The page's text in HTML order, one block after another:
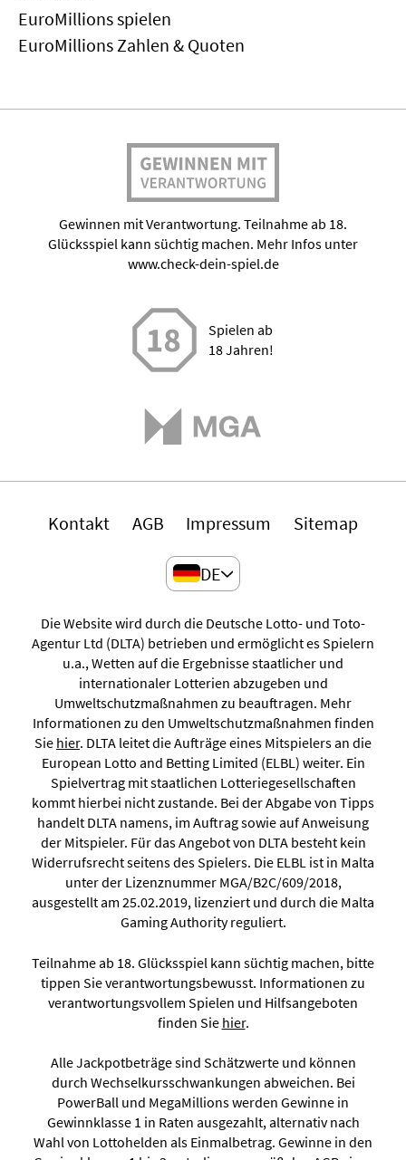
EuroMillions spielen
EuroMillions Zahlen & Quoten
Gewinnen mit Verantwortung. Teilnahme ab 18.
Glücksspiel kann süchtig machen. Mehr Infos unter
www.check-dein-spiel.de
Spielen ab
18 Jahren!
Kontakt AGB Impressum Sitemap
DE
Die Website wird durch die Deutsche Lotto- und Toto-
Agentur Ltd (DLTA) betrieben und ermöglicht es Spielern
u.a., Wetten auf die Ergebnisse staatlicher und
internationaler Lotterien abzugeben und
Umweltschutzmaßnahmen zu beauftragen. Mehr
Informationen zu den Umweltschutzmaßnahmen finden
Sie hier. DLTA leitet die Aufträge eines Mitspielers an die
European Lotto and Betting Limited (ELBL) weiter. Ein
Spielvertrag mit staatlichen Lotteriegesellschaften
kommt hierbei nicht zustande. Bei der Abgabe von Tipps
handelt DLTA namens, im Auftrag sowie auf Anweisung
der Mitspieler. Für das Angebot von DLTA besteht kein
Widerrufsrecht seitens des Spielers. Die ELBL ist in Malta
unter der Lizenznummer MGA/B2C/609/2018,
ausgestellt am 25.02.2019, lizenziert und durch die Malta
Gaming Authority reguliert.
Teilnahme ab 18. Glücksspiel kann süchtig machen, bitte
tippen Sie verantwortungsbewusst. Informationen zu
verantwortungsvollem Spielen und Hilfsangeboten
finden Sie hier.
Alle Jackpotbeträge sind Schätzwerte und können
durch Wechselkursschwankungen abweichen. Bei
PowerBall und MegaMillions werden Gewinne in
Gewinnklasse 1 in Raten ausgezahlt, alternativ nach
Wahl von Lottohelden als Einmalbetrag. Gewinne in den